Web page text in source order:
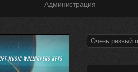
Администрация